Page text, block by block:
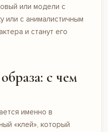
или модели с
или с анималистичным
и станут его
с чем
именно в
«клей», который